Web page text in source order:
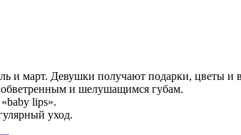
и март. Девушки получают подарки, цветы и
и шелушащимся губам.
lips».
уход.